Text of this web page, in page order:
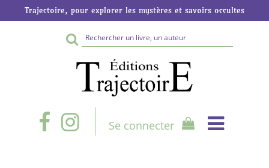
Trajectoire, pour explorer les mystères et savoirs occultes
Rechercher
sur
le
site
Se connecter